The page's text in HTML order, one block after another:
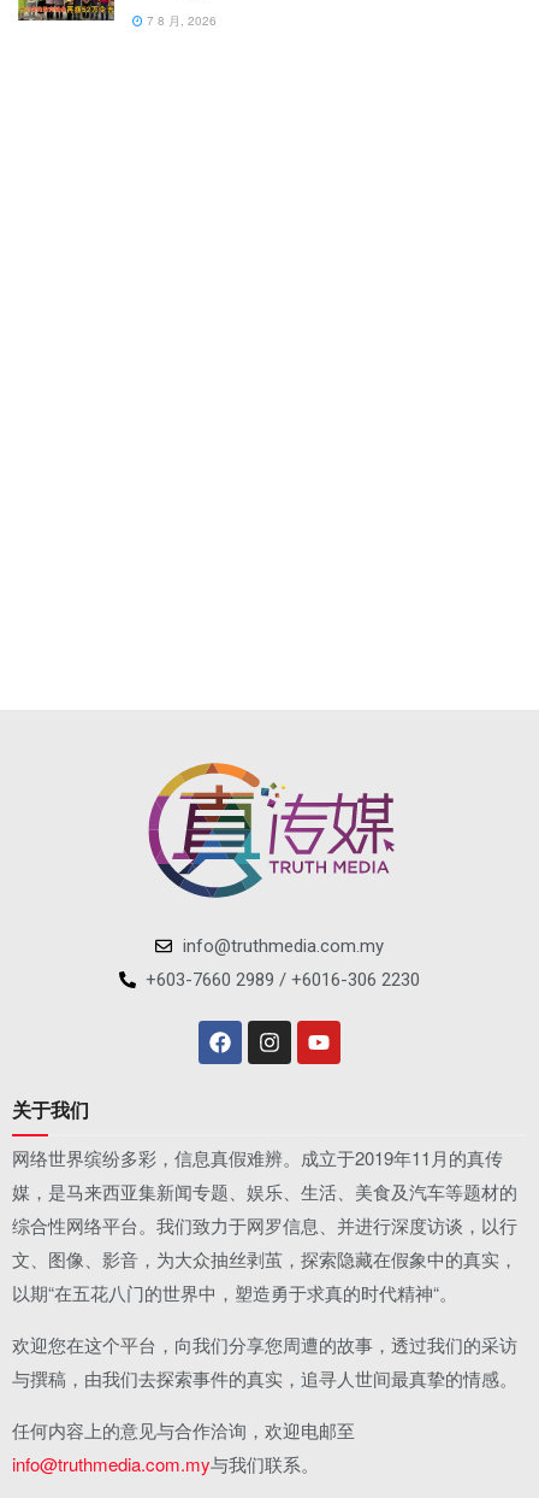
7 8 月, 2026
info@truthmedia.com.my
+603-7660 2989 / +6016-306 2230
关于我们
网络世界缤纷多彩，信息真假难辨。成立于2019年11月的真传
媒，是马来西亚集新闻专题、娱乐、生活、美食及汽车等题材的
综合性网络平台。我们致力于网罗信息、并进行深度访谈，以行
文、图像、影音，为大众抽丝剥茧，探索隐藏在假象中的真实，
以期“在五花八门的世界中，塑造勇于求真的时代精神“。
欢迎您在这个平台，向我们分享您周遭的故事，透过我们的采访
与撰稿，由我们去探索事件的真实，追寻人世间最真挚的情感。
任何内容上的意见与合作洽询，欢迎电邮至
info@truthmedia.com.my与我们联系。